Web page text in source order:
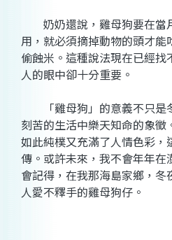
奶奶還說，雞母狗要在當
用，就必須摘掉動物的頭才
偷蝕米。這種說法現在已經
人的眼中卻十分重要。
「雞母狗」的意義不只是
刻苦的生活中樂天知命的象徵
如此純樸又充滿了人情色彩，
傳。或許未來，我不會年年在
會記得，在我那海島家鄉，
人愛不釋手的雞母狗仔。